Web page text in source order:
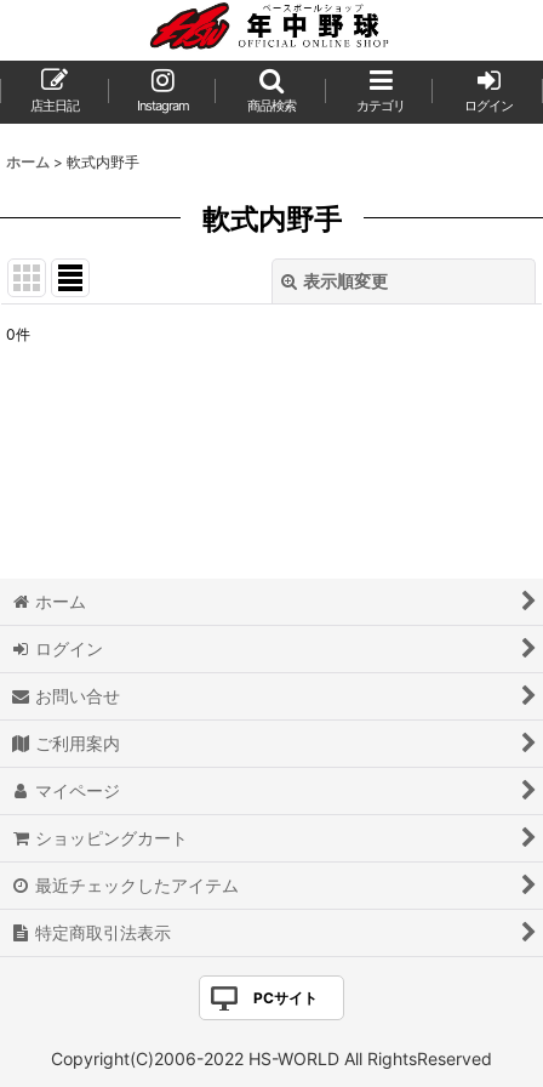
店主日記 Instagram 商品検索 カテゴリ ログイン
ホーム > 軟式内野手
軟式内野手
表示順変更
0件
ホーム
ログイン
お問い合せ
ご利用案内
マイページ
ショッピングカート
最近チェックしたアイテム
特定商取引法表示
PCサイト
Copyright(C)2006-2022 HS-WORLD All RightsReserved